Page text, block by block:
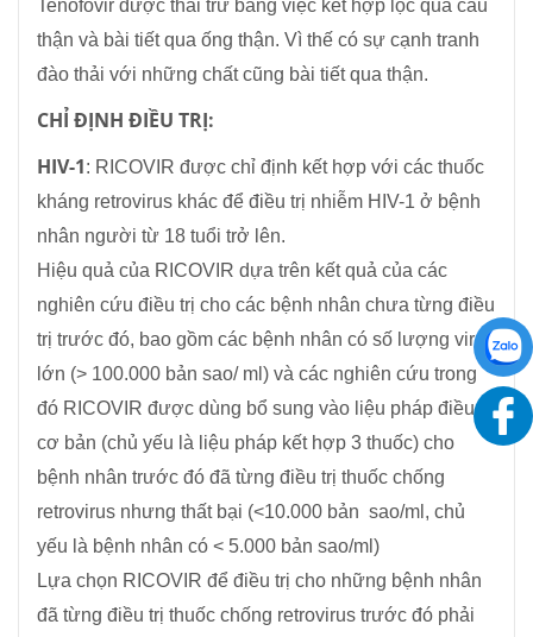
Tenofovir được thải trừ bằng việc kết hợp lọc qua cầu
thận và bài tiết qua ống thận. Vì thế có sự cạnh tranh
đào thải với những chất cũng bài tiết qua thận.
CHỈ ĐỊNH ĐIỀU TRỊ:
HIV-1: RICOVIR được chỉ định kết hợp với các thuốc
kháng retrovirus khác để điều trị nhiễm HIV-1 ở bệnh
nhân người từ 18 tuổi trở lên.
Hiệu quả của RICOVIR dựa trên kết quả của các
nghiên cứu điều trị cho các bệnh nhân chưa từng điều
trị trước đó, bao gồm các bệnh nhân có số lượng virus
lớn (> 100.000 bản sao/ ml) và các nghiên cứu trong
đó RICOVIR được dùng bổ sung vào liệu pháp điều trị
cơ bản (chủ yếu là liệu pháp kết hợp 3 thuốc) cho
bệnh nhân trước đó đã từng điều trị thuốc chống
retrovirus nhưng thất bại (<10.000 bản sao/ml, chủ
yếu là bệnh nhân có < 5.000 bản sao/ml)
Lựa chọn RICOVIR để điều trị cho những bệnh nhân
đã từng điều trị thuốc chống retrovirus trước đó phải